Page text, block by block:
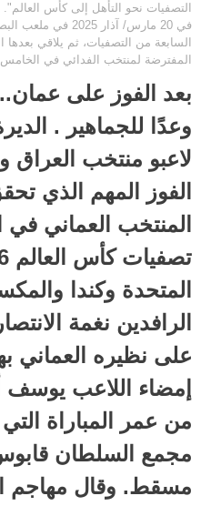
التصفيات نحو التأهل إلى كأس
في 20 مارس/ آذار
السابعة من التصفيات، ثم يلاقي
المفترضة لمنتخب الفدائي في
بعد الفوز على
وعدًا للجماهير .
لاعبو منتخب العراق
الفوز المهم الذي
المنتخب العماني
المتحدة وكندا
الرافدين نغمة
على نظيره
من عمر المباراة
مجمع السلطان
مسقط. وقال مهاجم